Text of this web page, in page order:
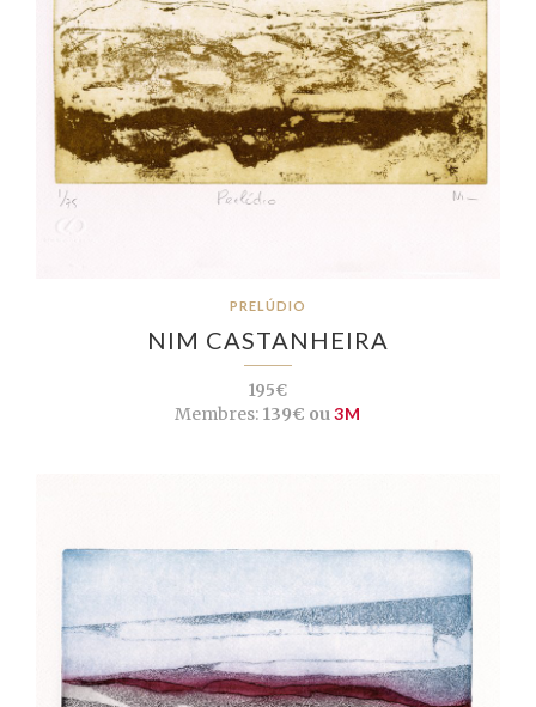
PRELÚDIO
NIM CASTANHEIRA
195€
Membres: 139€ ou3M